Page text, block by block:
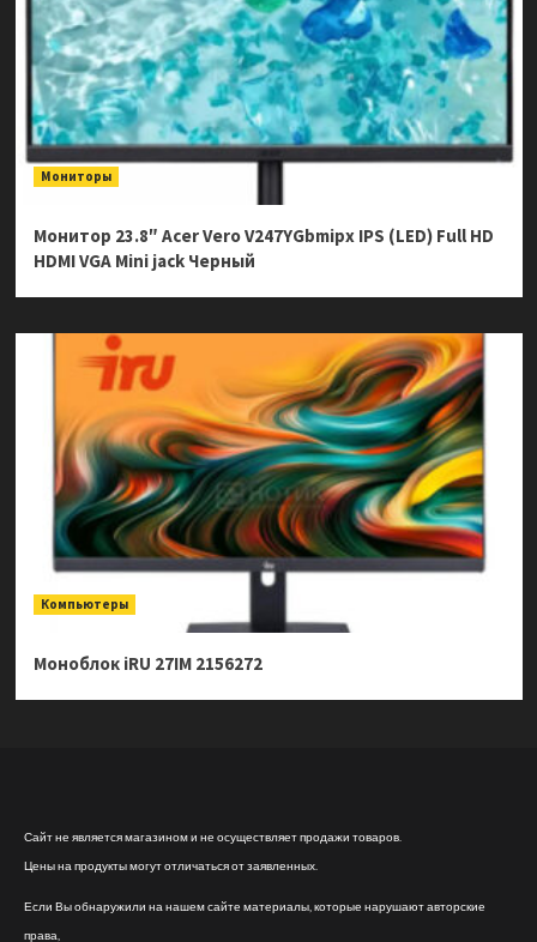
Мониторы
Монитор 23.8″ Acer Vero V247YGbmipx IPS (LED) Full HD
HDMI VGA Mini jack Черный
Компьютеры
Моноблок iRU 27IM 2156272
Сайт не является магазином и не осуществляет продажи товаров.
Цены на продукты могут отличаться от заявленных.
Если Вы обнаружили на нашем сайте материалы, которые нарушают авторские
права,